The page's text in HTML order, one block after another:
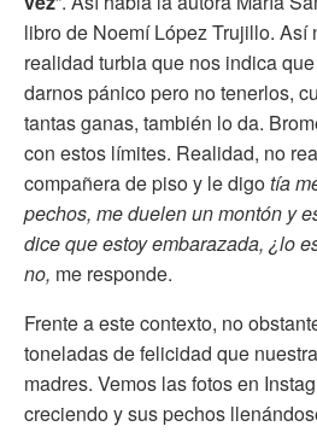
libro de Noemí López Trujillo. Así
realidad turbia que nos indica
darnos pánico pero no tenerlos,
tantas ganas, también lo da.
con estos límites. Realidad, no
compañera de piso y le digotía
pechos, me duelen un montón y
dice que estoy embarazada, ¿lo
no, me responde.
Frente a este contexto, no
toneladas de felicidad que
madres. Vemos las fotos en
creciendo y sus pechos